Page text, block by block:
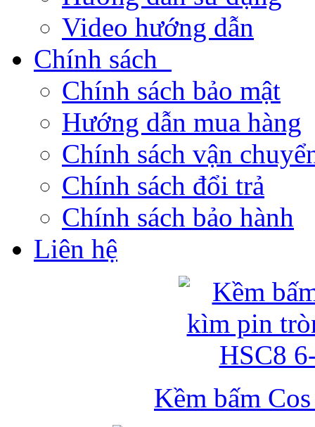
Video hướng dẫn
Chính sách
Chính sách bảo mật
Hướng dẫn mua hàng
Chính sách vận
Chính sách đổi trả
Chính sách bảo hành
Liên hệ
Kềm bấm